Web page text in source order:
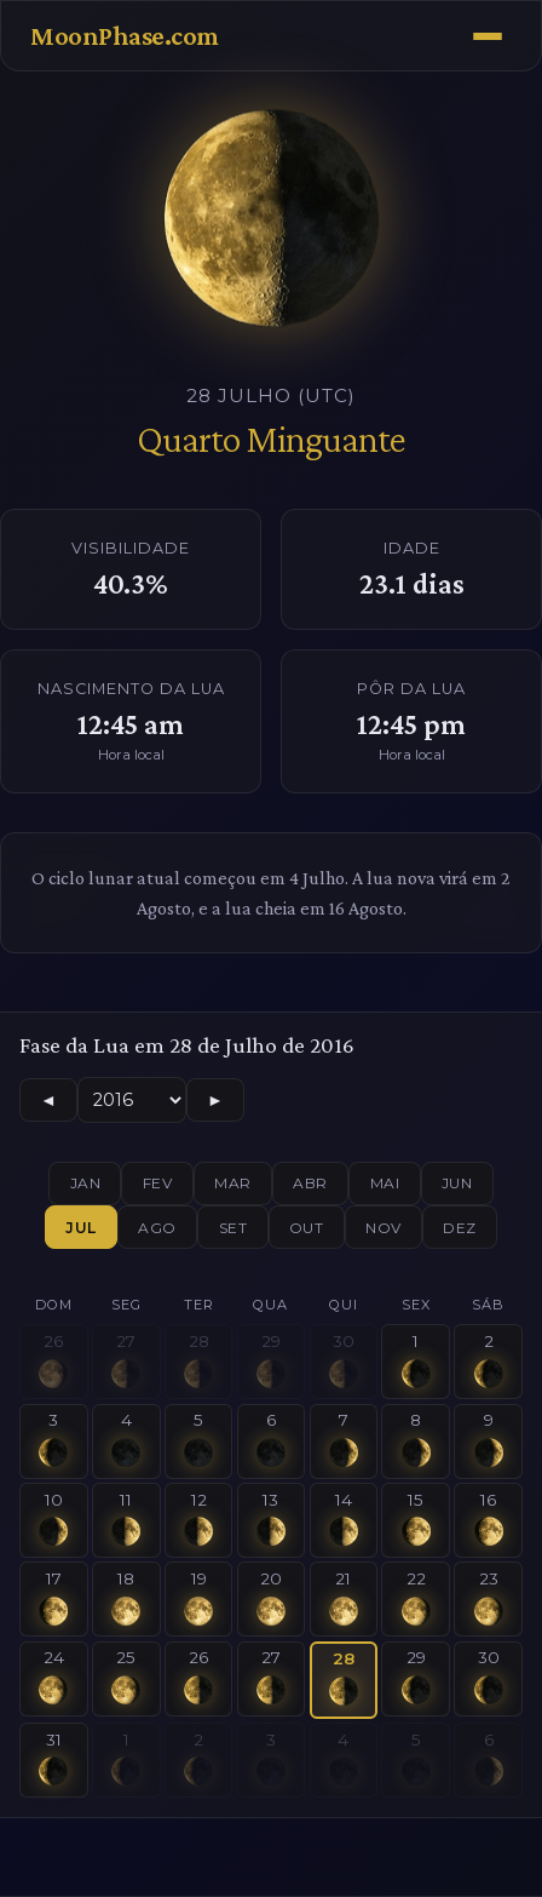
MoonPhase.com
28 JULHO (UTC)
Quarto Minguante
VISIBILIDADE
40.3%
IDADE
23.1 dias
NASCIMENTO DA LUA
12:45 am
Hora local
PÔR DA LUA
12:45 pm
Hora local
O ciclo lunar atual começou em 4 Julho. A lua nova virá em 2
Agosto, e a lua cheia em 16 Agosto.
Fase da Lua em 28 de Julho de 2016
◄ ►
JAN FEV MAR ABR MAI JUN
JUL AGO SET OUT NOV DEZ
DOM SEG TER QUA QUI SEX SÁB
26 27 28 29 30 1 2
3 4 5 6 7 8 9
10 11 12 13 14 15 16
17 18 19 20 21 22 23
24 25 26 27 28 29 30
31 1 2 3 4 5 6